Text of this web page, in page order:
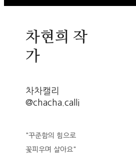
차현희 작
가
차차캘리
@chacha.calli
"꾸준함의 힘으로
꽃피우며 살아요"